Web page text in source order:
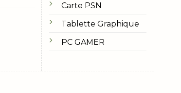
Carte PSN
Tablette Graphique
PC GAMER